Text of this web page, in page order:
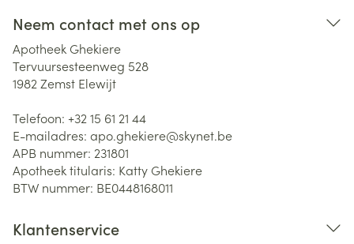
Neem contact met ons op
Apotheek Ghekiere
Tervuursesteenweg 528
1982 Zemst Elewijt
Telefoon: +32 15 61 21 44
E-mailadres: apo.ghekiere@skynet.be
APB nummer: 231801
Apotheek titularis: Katty Ghekiere
BTW nummer: BE0448168011
Klantenservice